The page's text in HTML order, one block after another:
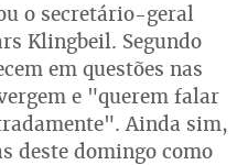
o secretário-geral
Klingbeil. Segundo
em questões nas
e "querem falar
Ainda sim,
deste domingo como